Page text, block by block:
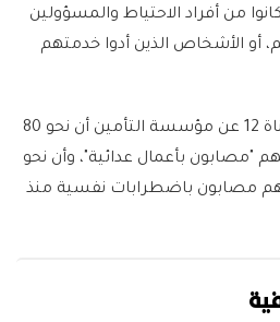
من أفراد الاحتياط والمسؤولين
أو الأشخاص الذين أدوا خدمتهم
وفي السياق ذاته، نقلت القناة 12 عن مؤسسة التأمين أن نحو 80
"مصابون بأعمال عدائية"، وأن نحو
مصابون باضطرابات نفسية منذ